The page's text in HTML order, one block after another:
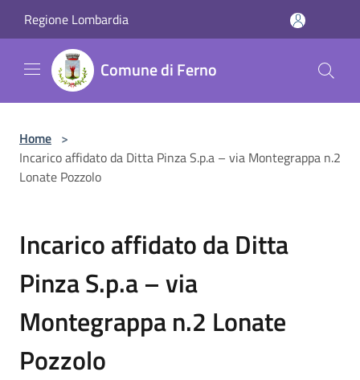
Regione Lombardia
Comune di Ferno
Home >
Incarico affidato da Ditta Pinza S.p.a – via Montegrappa n.2
Lonate Pozzolo
Incarico affidato da Ditta
Pinza S.p.a – via
Montegrappa n.2 Lonate
Pozzolo